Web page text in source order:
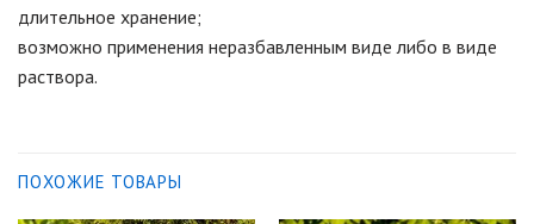
длительное хранение;
возможно применения неразбавленным виде либо в виде
раствора.
ПОХОЖИЕ ТОВАРЫ